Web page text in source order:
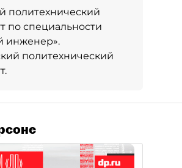
политехнический
по специальности
инженер».
политехнический